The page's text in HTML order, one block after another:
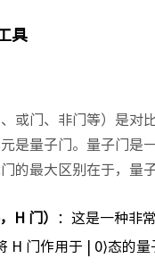
具
或门、非门等）是
是量子门。量子门
的最大区别在于，量
H 门） ：这是一种非
H 门作用于 | 0⟩态的